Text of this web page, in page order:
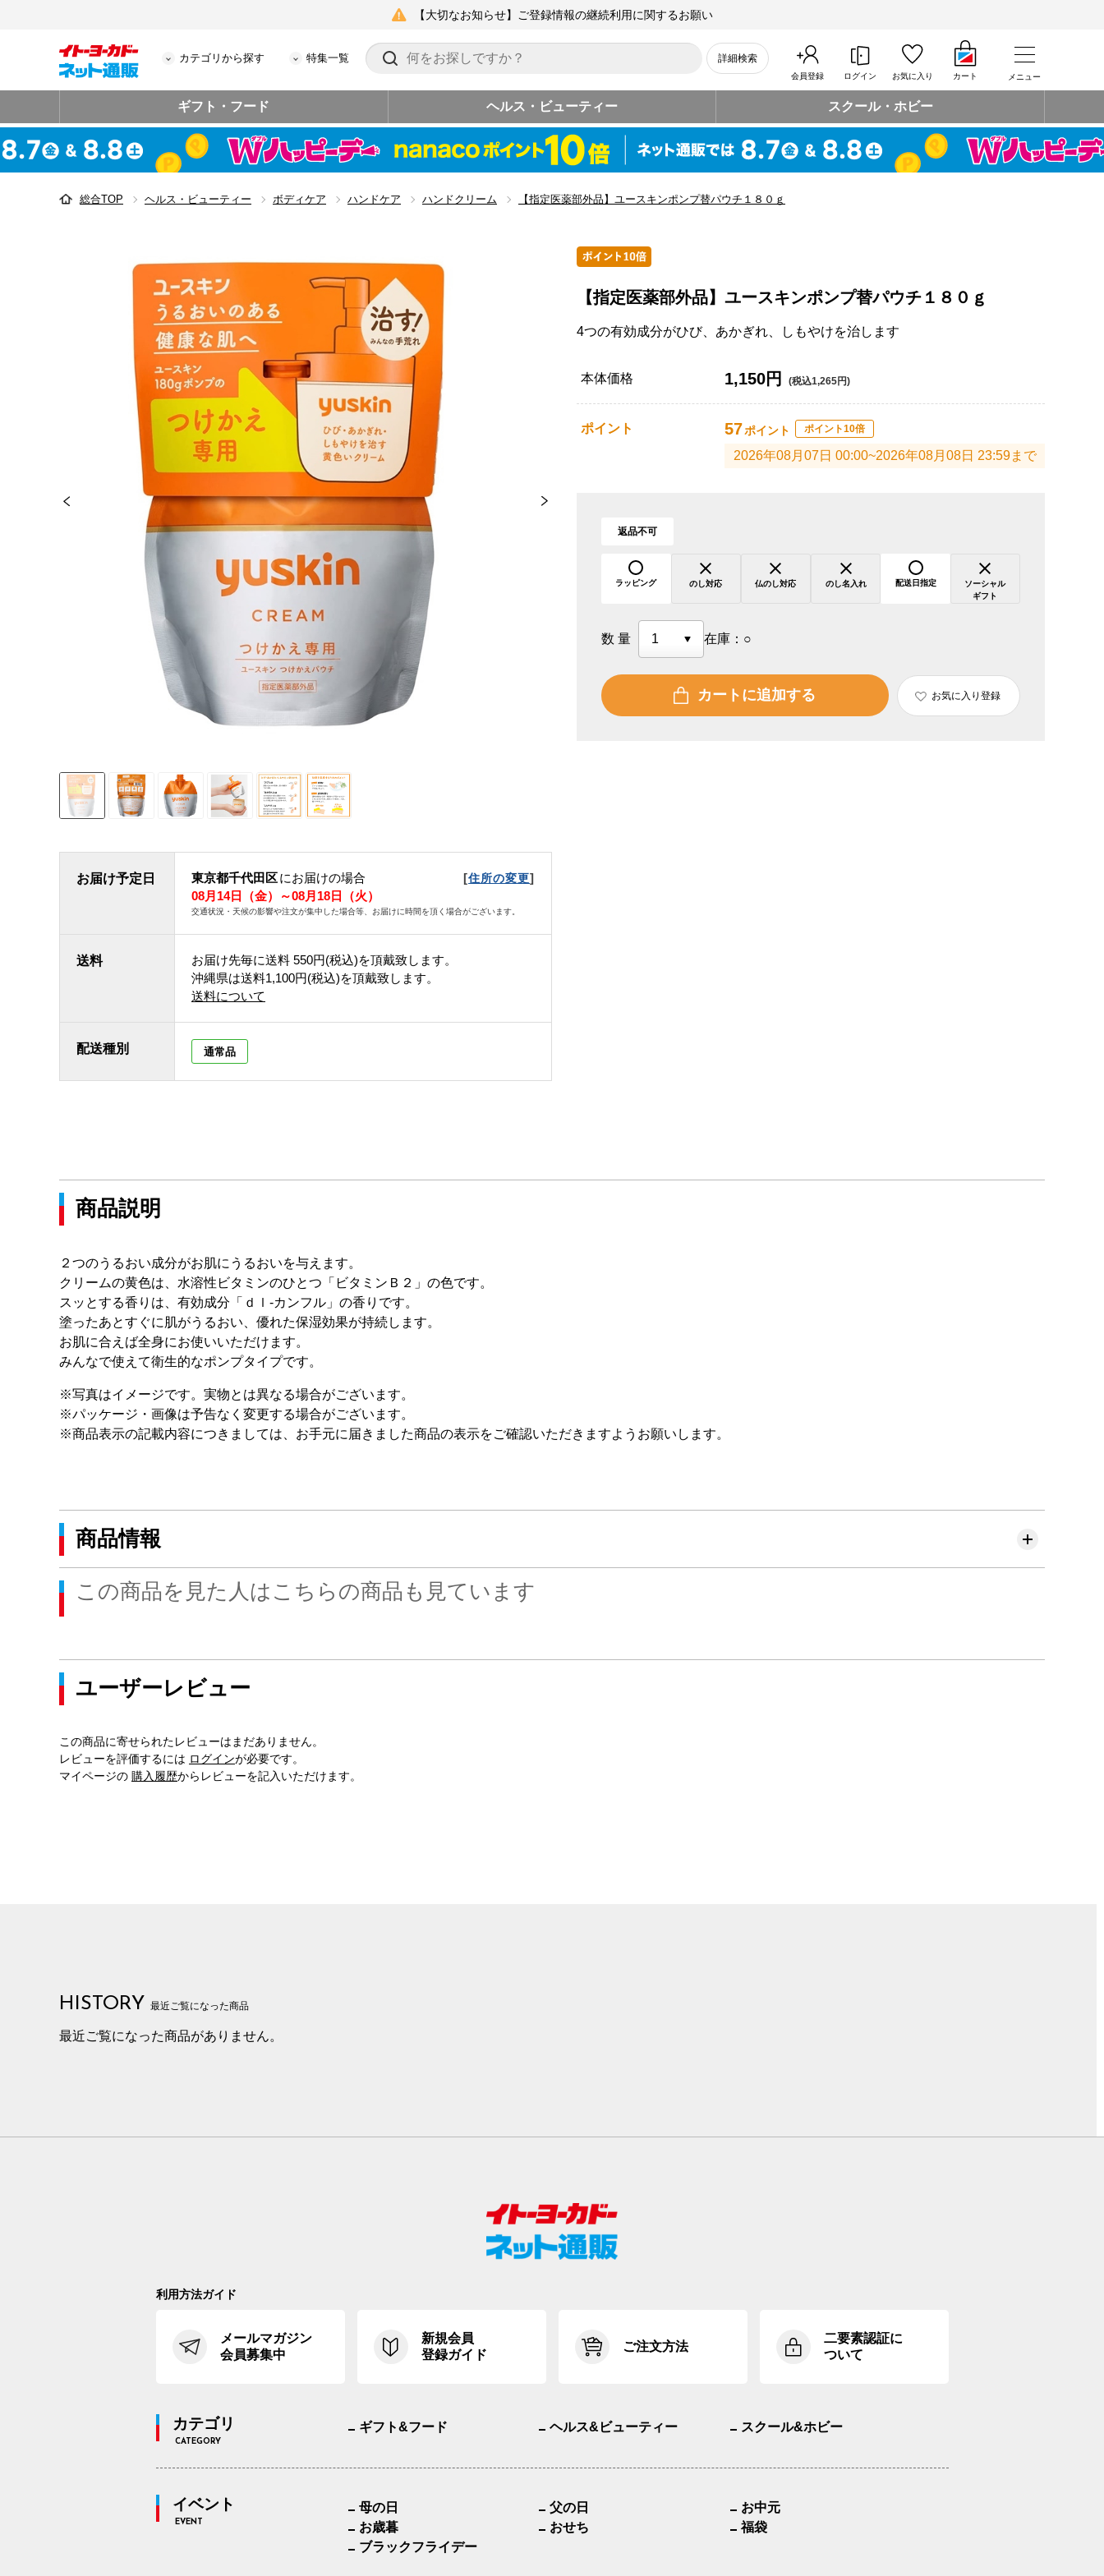
【大切なお知らせ】ご登録情報の継続利用に関するお願い
カテゴリから探す 特集一覧 詳細検索
会員登録 ログイン お気に入り カート メニュー
ギフト・フード ヘルス・ビューティー スクール・ホビー
総合TOP ヘルス・ビューティー ボディケア ハンドケア ハンドクリーム 【指定医薬部外品】ユースキンポンプ替パウチ１８０ｇ
お届け予定日 東京都千代田区にお届けの場合 [住所の変更]
08月14日（金）～08月18日（火）
交通状況・天候の影響や注文が集中した場合等、お届けに時間を頂く場合がございます。
送料 お届け先毎に送料 550円(税込)を頂戴致します。
沖縄県は送料1,100円(税込)を頂戴致します。
送料について
配送種別 通常品
【指定医薬部外品】ユースキンポンプ替パウチ１８０ｇ
4つの有効成分がひび、あかぎれ、しもやけを治します
本体価格 1,150円 (税込1,265円)
ポイント 57ポイント ポイント10倍
2026年08月07日 00:00~2026年08月08日 23:59まで
返品不可
ラッピング のし対応 仏のし対応 のし名入れ 配送日指定
ソーシャル
ギフト
数量 在庫： ○
カートに追加する お気に入り登録
商品説明
２つのうるおい成分がお肌にうるおいを与えます。
クリームの黄色は、水溶性ビタミンのひとつ「ビタミンＢ２」の色です。
スッとする香りは、有効成分「ｄｌ‐カンフル」の香りです。
塗ったあとすぐに肌がうるおい、優れた保湿効果が持続します。
お肌に合えば全身にお使いいただけます。
みんなで使えて衛生的なポンプタイプです。
※写真はイメージです。実物とは異なる場合がございます。
※パッケージ・画像は予告なく変更する場合がございます。
※商品表示の記載内容につきましては、お手元に届きました商品の表示をご確認いただきますようお願いします。
商品情報
この商品を見た人はこちらの商品も見ています
ユーザーレビュー
この商品に寄せられたレビューはまだありません。
レビューを評価するには ログインが必要です。
マイページの 購入履歴からレビューを記入いただけます。
HISTORY 最近ご覧になった商品
最近ご覧になった商品がありません。
利用方法ガイド
メールマガジン
会員募集中
新規会員
登録ガイド
ご注文方法
二要素認証に
ついて
カテゴリ
CATEGORY
ギフト&フード ヘルス&ビューティー スクール&ホビー
イベント
EVENT
母の日 父の日
お中元
お歳暮
おせち
福袋
ブラックフライデー